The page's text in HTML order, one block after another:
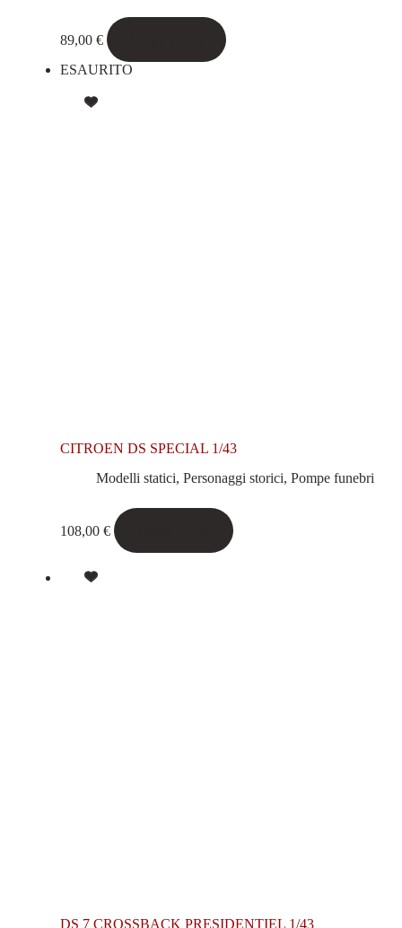
89,00 €
ESAURITO
CITROEN DS SPECIAL 1/43
Modelli statici, Personaggi storici, Pompe funebri
108,00 €
DS 7 CROSSBACK PRESIDENTIEL 1/43